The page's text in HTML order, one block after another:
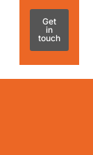
Get
in
touch